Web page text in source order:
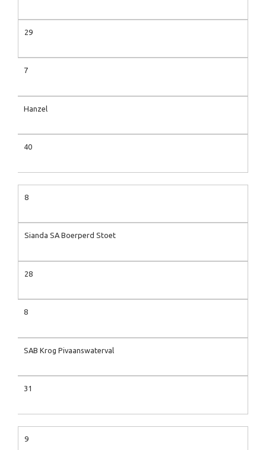
29
7
Hanzel
40
8
Sianda SA Boerperd Stoet
28
8
SAB Krog Pivaanswaterval
31
9